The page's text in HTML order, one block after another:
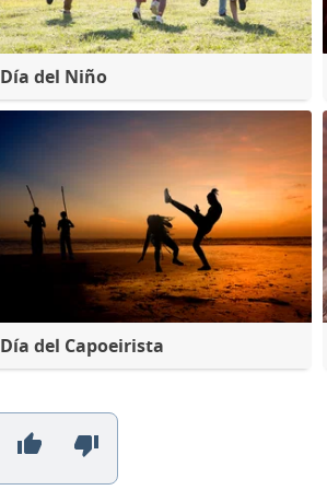
Día del Niño
Día del Capoeirista